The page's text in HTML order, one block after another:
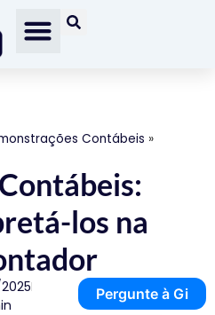
Contábeis »
los na
Pergunte à Gi